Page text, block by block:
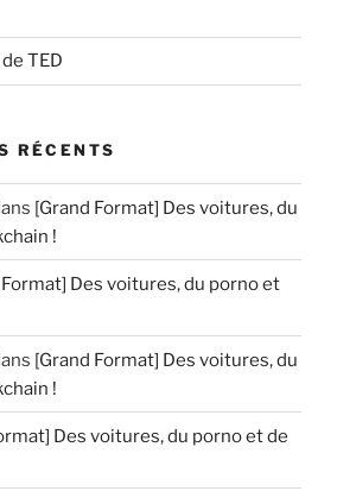
TED
RÉCENTS
[Grand Format] Des voitures, du
!
Format] Des voitures, du porno et
[Grand Format] Des voitures, du
!
Des voitures, du porno et de